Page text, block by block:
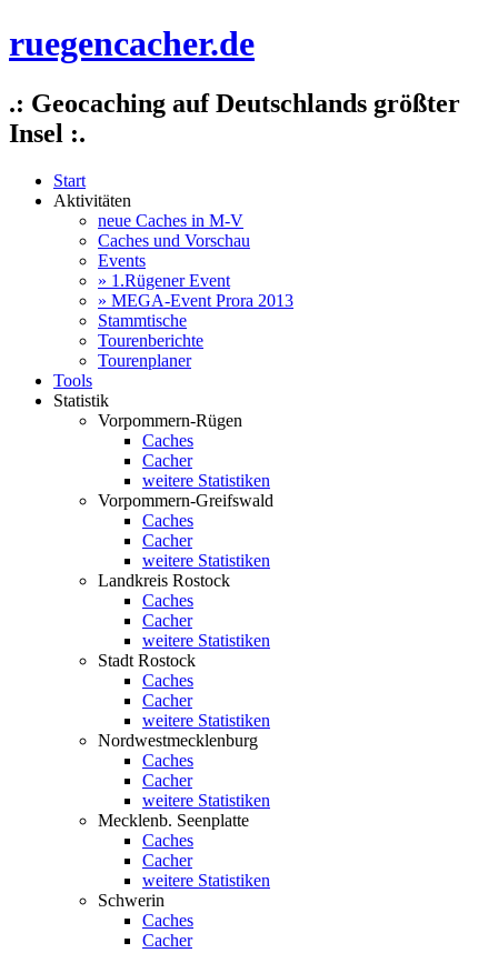
ruegencacher.de
.: Geocaching auf Deutschlands größter
Insel :.
Start
Aktivitäten
neue Caches in M-V
Caches und Vorschau
Events
» 1.Rügener Event
» MEGA-Event Prora 2013
Stammtische
Tourenberichte
Tourenplaner
Tools
Statistik
Vorpommern-Rügen
Caches
Cacher
weitere Statistiken
Vorpommern-Greifswald
Caches
Cacher
weitere Statistiken
Landkreis Rostock
Caches
Cacher
weitere Statistiken
Stadt Rostock
Caches
Cacher
weitere Statistiken
Nordwestmecklenburg
Caches
Cacher
weitere Statistiken
Mecklenb. Seenplatte
Caches
Cacher
weitere Statistiken
Schwerin
Caches
Cacher